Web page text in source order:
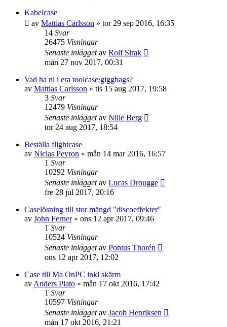
Kabelcase
av Mattias Carlsson » tor 29 sep 2016, 16:35
14 Svar
26475 Visningar
Senaste inläggetav Rolf Sirak
mån 27 nov 2017, 00:31
Vad ha ni i era toolcase/giggbags?
av Mattias Carlsson » tis 15 aug 2017, 19:58
3 Svar
12479 Visningar
Senaste inläggetav Nille Berg
tor 24 aug 2017, 18:54
Beställa flightcase
av Niclas Peyron » mån 14 mar 2016, 16:57
1 Svar
10292 Visningar
Senaste inläggetav Lucas Drougge
fre 28 jul 2017, 20:16
Caselösning till stor mängd "discoeffekter"
av John Ferner» ons 12 apr 2017, 09:46
1 Svar
10524 Visningar
Senaste inläggetav Pontus Thorén
ons 12 apr 2017, 12:02
Case till Ma OnPC inkl skärm
av Anders Plato » mån 17 okt 2016, 17:42
1 Svar
10597 Visningar
Senaste inläggetav Jacob Henriksen
mån 17 okt 2016, 21:21